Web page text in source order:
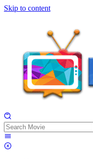
Skip to content